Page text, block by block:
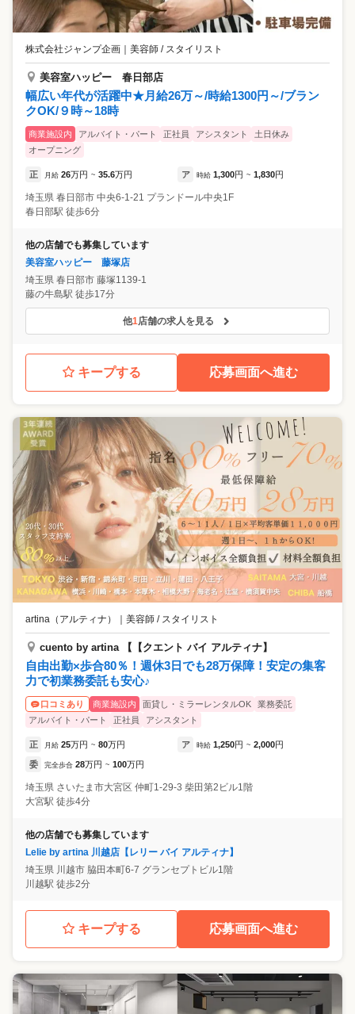
株式会社ジャンプ企画 美容師 / スタイリスト
美容室ハッピー 春日部店
幅広い年代が活躍中★月給26万～/時給1300円～/ブラン
クOK/９時～18時
商業施設内 アルバイト・パート 正社員 アシスタント
土日休み
オープニング
正 月給 26万円 ~ 35.6万円 ア 時給 1,300円 ~ 1,830円
埼玉県 春日部市 中央6-1-21 プランドール中央1F
春日部駅 徒歩6分
他の店舗でも募集しています
美容室ハッピー 藤塚店
埼玉県 春日部市 藤塚1139-1
藤の牛島駅 徒歩17分
他1店舗の求人を見る
キープする 応募画面へ進む
artina（アルティナ） 美容師 / スタイリスト
cuento by artina 【【クエント バイ アルティナ】
自由出勤×歩合80％！週休3日でも28万保障！安定の集客
力で初業務委託も安心♪
口コミあり 商業施設内 面貸し・ミラーレンタルOK
業務委託
アルバイト・パート
正社員 アシスタント
正 月給 25万円 ~ 80万円 ア 時給 1,250円 ~ 2,000円
委 完全歩合 28万円 ~ 100万円
埼玉県 さいたま市大宮区 仲町1-29-3 柴田第2ビル1階
大宮駅 徒歩4分
他の店舗でも募集しています
Lelie by artina 川越店【レリー バイ アルティナ】
埼玉県 川越市 脇田本町6-7 グランセプトビル1階
川越駅 徒歩2分
キープする 応募画面へ進む